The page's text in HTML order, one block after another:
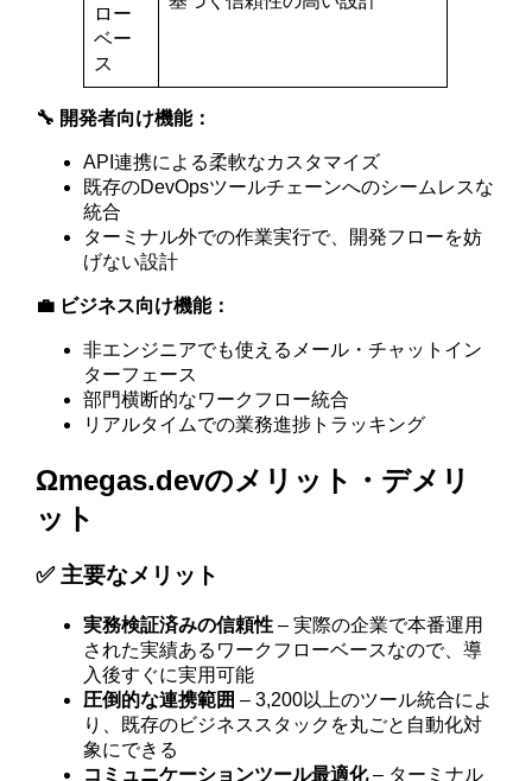
ロー
ベー
ス
🔧 開発者向け機能：
API連携による柔軟なカスタマイズ
既存のDevOpsツールチェーンへのシームレスな
統合
ターミナル外での作業実行で、開発フローを妨
げない設計
💼 ビジネス向け機能：
非エンジニアでも使えるメール・チャットイン
ターフェース
部門横断的なワークフロー統合
リアルタイムでの業務進捗トラッキング
Ωmegas.devのメリット・デメリ
ット
✅ 主要なメリット
実務検証済みの信頼性 – 実際の企業で本番運用
された実績あるワークフローベースなので、導
入後すぐに実用可能
圧倒的な連携範囲 – 3,200以上のツール統合によ
り、既存のビジネススタックを丸ごと自動化対
象にできる
コミュニケーションツール最適化– ターミナル